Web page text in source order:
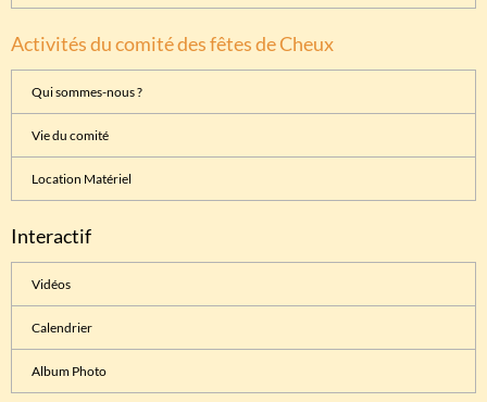
Activités du comité des fêtes de Cheux
Qui sommes-nous ?
Vie du comité
Location Matériel
Interactif
Vidéos
Calendrier
Album Photo